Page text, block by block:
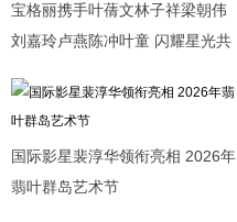
宝格丽携手叶蒨文林子祥梁朝伟
刘嘉玲卢燕陈冲叶童 闪耀星光共
国际影星裴淳华领衔亮相 2026年
翡叶群岛艺术节